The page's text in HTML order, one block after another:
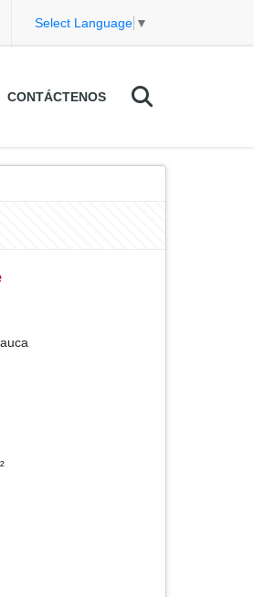
Select Language ▼
CONTÁCTENOS